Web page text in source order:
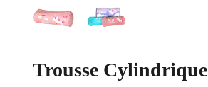
Trousse Cylindrique